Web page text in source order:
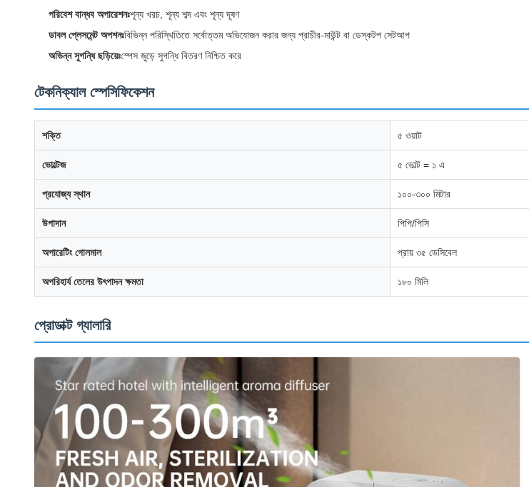
পরিবেশ বান্ধব অপারেশনঃশূন্য খরচ, শূন্য শব্দ এবং শূন্য দূষণ
ডাবল প্লেসমেন্ট অপশনঃবিভিন্ন পরিস্থিতিতে সর্বোত্তম অভিযোজন করার জন্য প্রাচীর-মাউন্ট বা ডেস্কটপ সেটআপ
অভিন্ন সুগন্ধি ছড়িয়েঃস্পেস জুড়ে সুগন্ধি বিতরণ নিশ্চিত করে
টেকনিক্যাল স্পেসিফিকেশন
শক্তি ৫ ওয়াট
ভোল্টেজ ৫ ভোল্ট = ১ এ
প্রযোজ্য স্থান ১০০-৩০০ মিটার
উপাদান পিপি/পিসি
অপারেটিং গোলমাল প্রায় ৩৫ ডেসিবেল
অপরিহার্য তেলের উৎপাদন ক্ষমতা ১৮০ মিলি
প্রোডাক্ট গ্যালারি